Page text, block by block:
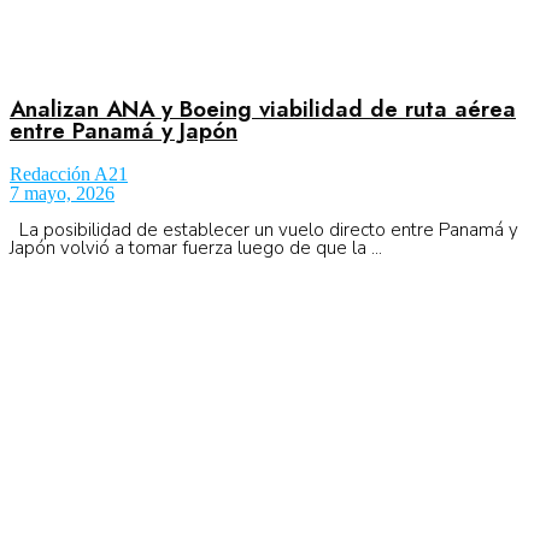
Analizan ANA y Boeing viabilidad de ruta aérea
entre Panamá y Japón
Redacción A21
7 mayo, 2026
La posibilidad de establecer un vuelo directo entre Panamá y
Japón volvió a tomar fuerza luego de que la ...